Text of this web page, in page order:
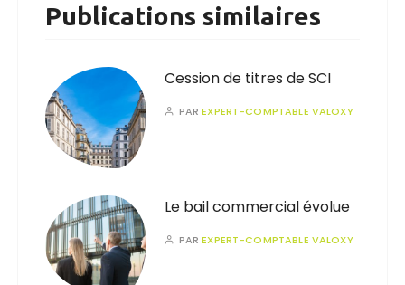
Publications similaires
Cession de titres de SCI
PAREXPERT-COMPTABLE VALOXY
Le bail commercial évolue
PAREXPERT-COMPTABLE VALOXY